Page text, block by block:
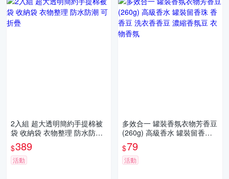
2入組 超大透明簡約手提棉被
袋 收納袋 衣物整理 防水防潮
可折疊
$389
活動
多效合一 罐裝香氛衣物芳香豆
(260g) 高級香水 罐裝留香珠
香香豆 洗衣香香豆 濃縮香氛
豆 衣物香氛
$79
活動